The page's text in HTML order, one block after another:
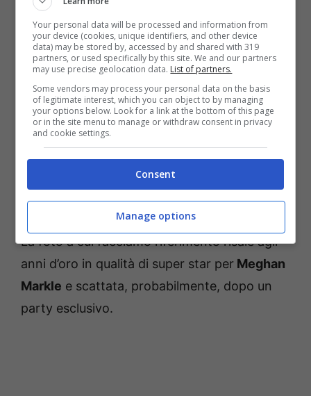
Infatti, a tenere banco nel mondo del web
troviamo la condivisione di una foto che
ritrae Meghan Markle durante una folle notte
vissuta in hotel… il tutto con tanto di bottiglia
di champagne in mano.
La foto che fa vergognare
Harry!
La foto a cui facciamo riferimento risale agli
anni d’oro in qualità di super star per Meghan
Markle e scattata, probabilmente, dopo un
party esclusivo.
Your personal data will be processed and information from
your device (cookies, unique identifiers, and other device
data) may be stored by, accessed by and shared with 319
partners, or used specifically by this site. We and our partners
may use precise geolocation data. List of partners.
Some vendors may process your personal data on the basis
of legitimate interest, which you can object to by managing
your options below. Look for a link at the bottom of this page
or in the site menu to manage or withdraw consent in privacy
and cookie settings.
Consent
Manage options